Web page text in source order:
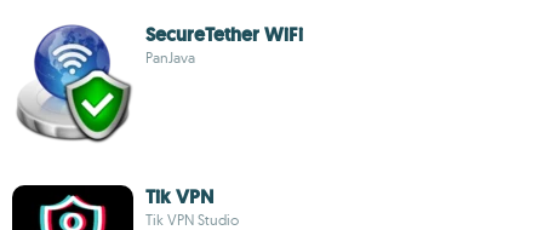
SecureTether WiFi
PanJava
Tik VPN
Tik VPN Studio